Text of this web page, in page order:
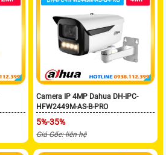
Camera IP 4MP Dahua DH-IPC-
HFW2449M-AS-B-PRO
5%-35%
Giá Gốc: liên hệ